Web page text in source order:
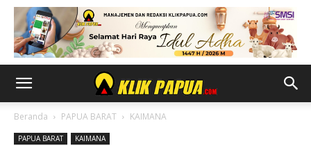
Beranda PAPUA BARAT KAIMANA
PAPUA BARAT KAIMANA